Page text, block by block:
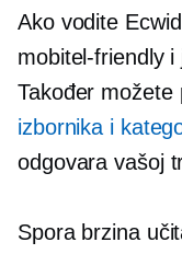
Ako vodite
mobitel-friendlyi
Također možete
izbornika i
odgovara vašoj
Spora brzina